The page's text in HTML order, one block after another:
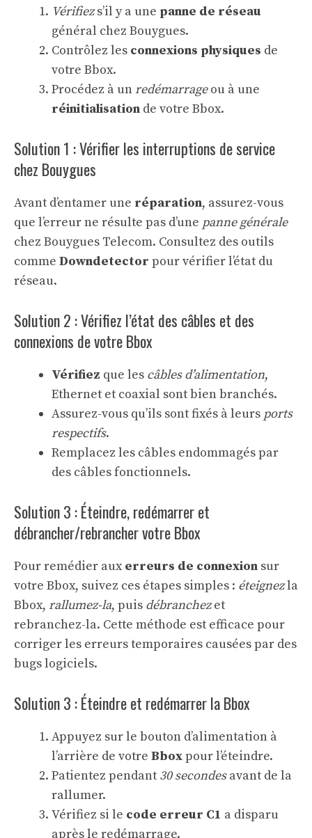
Vérifiezs’il y a une panne de réseau
général chez Bouygues.
Contrôlez les connexions physiques de
votre Bbox.
Procédez à un redémarrageou à une
réinitialisation de votre Bbox.
Solution 1 : Vérifier les interruptions de service
chez Bouygues
Avant d’entamer une réparation, assurez-vous
que l’erreur ne résulte pas d’une panne générale
chez Bouygues Telecom. Consultez des outils
comme Downdetector pour vérifier l’état du
réseau.
Solution 2 : Vérifiez l’état des câbles et des
connexions de votre Bbox
Vérifiez que les câbles d’alimentation,
Ethernet et coaxial sont bien branchés.
Assurez-vous qu’ils sont fixés à leurs ports
respectifs.
Remplacez les câbles endommagés par
des câbles fonctionnels.
Solution 3 : Éteindre, redémarrer et
débrancher/rebrancher votre Bbox
Pour remédier auxerreurs de connexion sur
votre Bbox, suivez ces étapes simples : éteignezla
Bbox, rallumez-la, puis débranchezet
rebranchez-la. Cette méthode est efficace pour
corriger les erreurs temporaires causées par des
bugs logiciels.
Solution 3 : Éteindre et redémarrer la Bbox
Appuyez sur le bouton d’alimentation à
l’arrière de votre Bboxpour l’éteindre.
Patientez pendant 30 secondesavant de la
rallumer.
Vérifiez si le code erreur C1 a disparu
après le redémarrage.